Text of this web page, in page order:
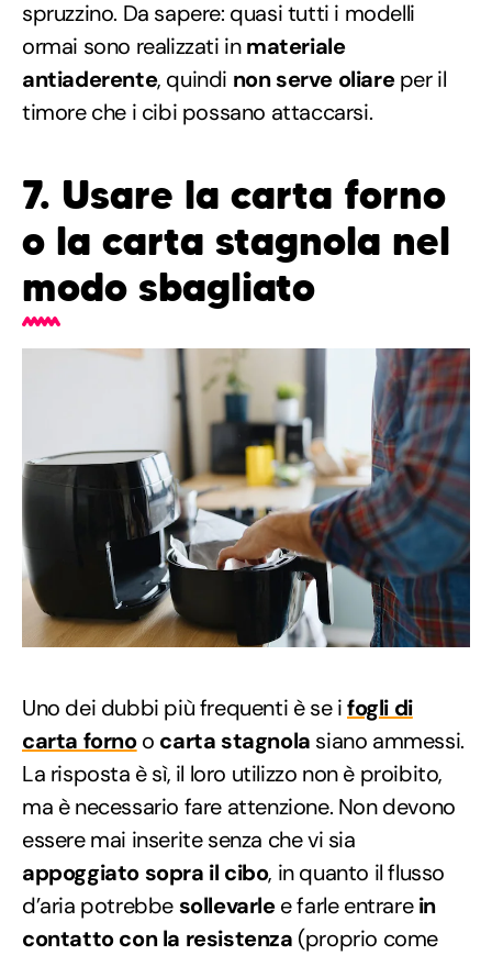
spruzzino. Da sapere: quasi tutti i modelli
ormai sono realizzati inmateriale
antiaderente, quindi non serve oliareper il
timore che i cibi possano attaccarsi.
7. Usare la carta forno
o la carta stagnola nel
modo sbagliato
Uno dei dubbi più frequenti è se ifogli di
carta fornoo carta stagnola siano ammessi.
La risposta è sì, il loro utilizzo non è proibito,
ma è necessario fare attenzione. Non devono
essere mai inserite senza che vi sia
appoggiato sopra il cibo, in quanto il flusso
d’aria potrebbe sollevarlee farle entrarein
contatto con la resistenza (proprio come